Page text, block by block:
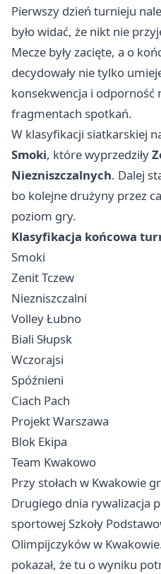
Pierwszy dzień turnieju
było widać, że nikt nie
Mecze były zacięte, a o
decydowały nie tylko
konsekwencja i odporność
fragmentach spotkań.
W klasyfikacji siatkarskiej
Smoki, które wyprzedziły
Niezniszczalnych. Dalej
bo kolejne drużyny przez
poziom gry.
Klasyfikacja końcowa
Smoki
ZenitTczew
Niezniszczalni
Volley Łubno
Biali Słupsk
Wczorajsi
Spóźnieni
Ciach Pach
ProjektWarszawa
Blok Ekipa
Team Kwakowo
Przy stołach w Kwakowie
Drugiego dnia rywalizacja
sportowej Szkoły
Olimpijczyków w
pokazał, że tu o wyniku